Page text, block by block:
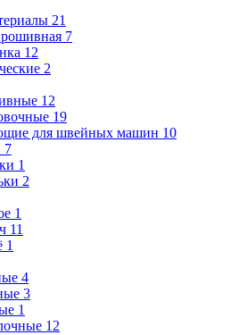
21
7
12
2
12
19
для швейных машин 10
7
1
2
1
11
1
4
3
1
12